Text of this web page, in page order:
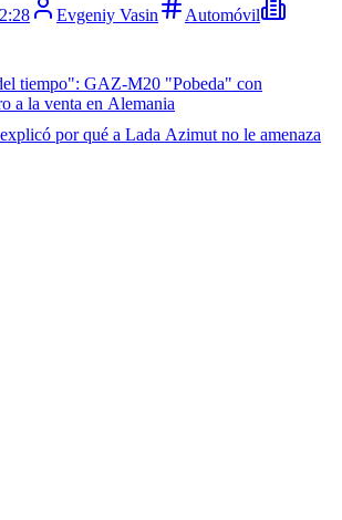
Evgeniy Vasin
Automóvil
tiempo": GAZ-M20 "Pobeda" con
a la venta en Alemania
por qué a Lada Azimut no le amenaza